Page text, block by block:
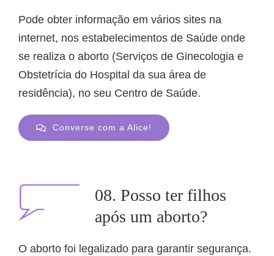
Pode obter informação em vários sites na
internet, nos estabelecimentos de Saúde onde
se realiza o aborto (Serviços de Ginecologia e
Obstetrícia do Hospital da sua área de
residência), no seu Centro de Saúde.
Converse com a Alice!
08. Posso ter filhos
após um aborto?
O aborto foi legalizado para garantir segurança.